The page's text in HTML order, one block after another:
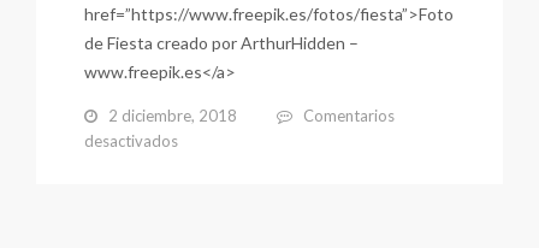
href=”https://www.freepik.es/fotos/fiesta”>Foto
de Fiesta creado por ArthurHidden –
www.freepik.es</a>
2 diciembre, 2018
Comentarios
desactivadosen